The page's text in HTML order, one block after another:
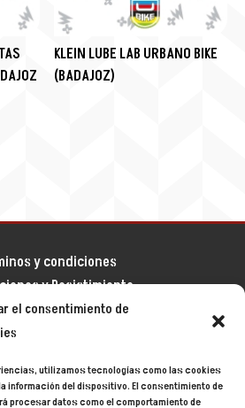
el consentimiento de
utilizamos tecnologías como las cookies
información del dispositivo. El consentimiento de
procesar datos como el comportamiento de
KLEIN LUBE LAB URBANO BIKE
(BADAJOZ)
y condiciones
y Desistimiento
Aviso legal
de privacidad
Mapa del sitio